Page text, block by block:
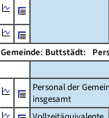
Gemeinde: Buttstädt:
Personal der
insgesamt